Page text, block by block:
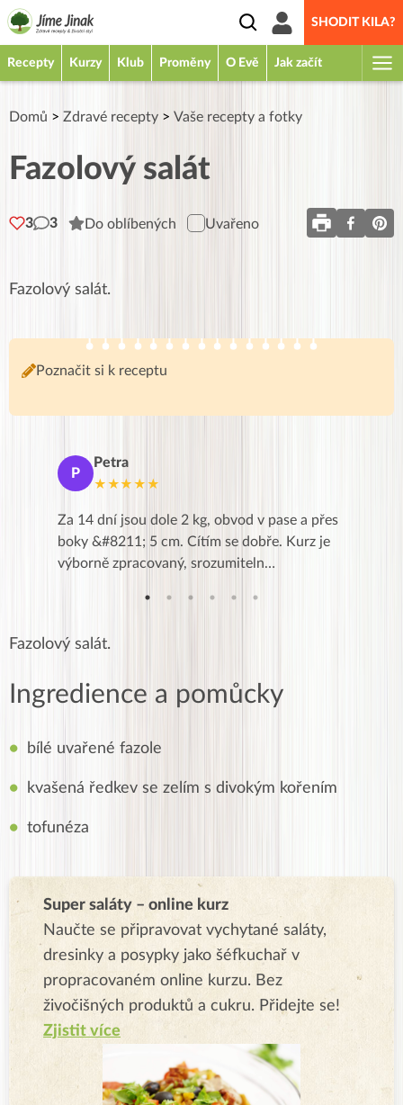
SHODIT KILA?
Recepty Kurzy Klub Proměny O Evě Jak začít
Domů > Zdravé recepty > Vaše recepty a fotky
Fazolový salát
3 3 Do oblíbených Uvařeno
Fazolový salát.
Poznačit si k receptu
P
Petra
★★★★★
Za 14 dní jsou dole 2 kg, obvod v pase a přes
boky &#8211; 5 cm. Cítím se dobře. Kurz je
výborně zpracovaný, srozumiteln…
Fazolový salát.
Ingredience a pomůcky
bílé uvařené fazole
kvašená ředkev se zelím s divokým kořením
tofunéza
Super saláty – online kurz
Naučte se připravovat vychytané saláty,
dresinky a posypky jako šéfkuchař v
propracovaném online kurzu. Bez
živočišných produktů a cukru. Přidejte se!
Zjistit více